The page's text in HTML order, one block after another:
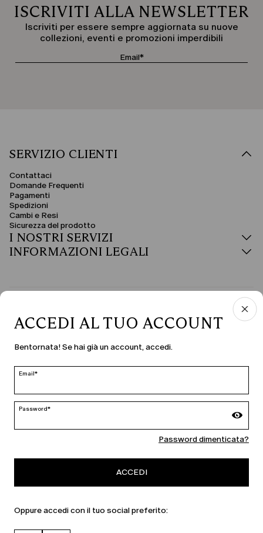
ISCRIVITI ALLA NEWSLETTER
Iscriviti per essere sempre aggiornata su nuove
collezioni, eventi e promozioni imperdibili
SERVIZIO CLIENTI
Contattaci
Domande Frequenti
Pagamenti
Spedizioni
Cambi e Resi
Sicurezza del prodotto
I NOSTRI SERVIZI
INFORMAZIONI LEGALI
PAESE E LINGUA
modifica
MARINA RINALDI
PERSONA
ACCEDI AL TUO ACCOUNT
Bentornata! Se hai già un account, accedi.
Email*
Password*
Password dimenticata?
ACCEDI
Oppure accedi con il tuo social preferito: